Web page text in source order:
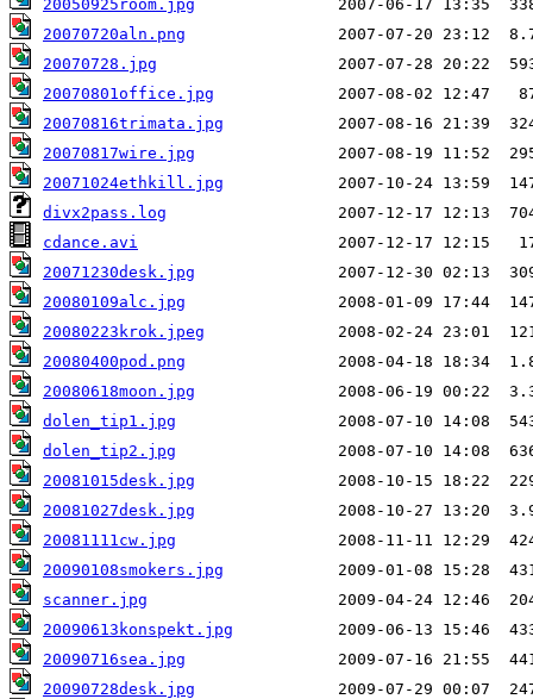
20050925room.jpg
20070720aln.png
20070728.jpg
20070801office.jpg
20070816trimata.jpg
20070817wire.jpg
20071024ethkill.jpg
divx2pass.log
cdance.avi
20071230desk.jpg
20080109alc.jpg
20080223krok.jpeg
20080400pod.png
20080618moon.jpg
dolen_tip1.jpg
dolen_tip2.jpg
20081015desk.jpg
20081027desk.jpg
20081111cw.jpg
20090108smokers.jpg
scanner.jpg
20090613konspekt.jpg
20090716sea.jpg
20090728desk.jpg